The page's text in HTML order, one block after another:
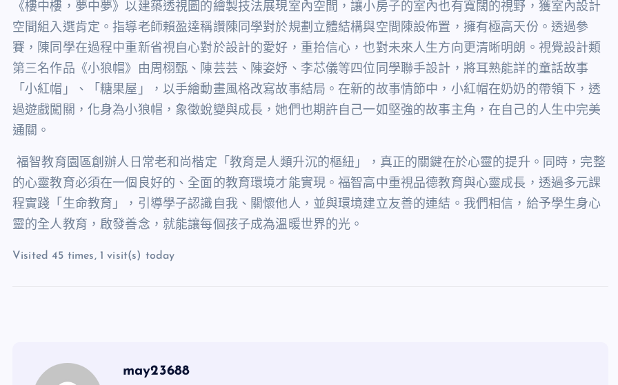
《樓中樓，夢中夢》以建築透視圖的繪製技法展現室內空間，讓小房子的室內也有寬闊的視野，獲室內設計
空間組入選肯定。指導老師賴盈達稱讚陳同學對於規劃立體結構與空間陳設佈置，擁有極高天份。透過參
賽，陳同學在過程中重新省視自心對於設計的愛好，重拾信心，也對未來人生方向更清晰明朗。 視覺設計類
第三名作品《小狼帽》由周栩甄、陳芸芸、陳姿妤、李芯儀等四位同學聯手設計，將耳熟能詳的童話故事
「小紅帽」、「糖果屋」，以手繪動畫風格改寫故事結局。在新的故事情節中，小紅帽在奶奶的帶領下，透
過遊戲闖關，化身為小狼帽，象徵蛻變與成長，她們也期許自己一如堅強的故事主角，在自己的人生中完美
通關。
福智教育園區創辦人日常老和尚楷定「教育是人類升沉的樞紐」，真正的關鍵在於心靈的提升。同時，完整
的心靈教育必須在一個良好的、全面的教育環境才能實現。福智高中重視品德教育與心靈成長，透過多元課
程實踐「生命教育」，引導學子認識自我、關懷他人，並與環境建立友善的連結。我們相信，給予學生身心
靈的全人教育，啟發善念，就能讓每個孩子成為溫暖世界的光。
Visited 45 times, 1 visit(s) today
may23688